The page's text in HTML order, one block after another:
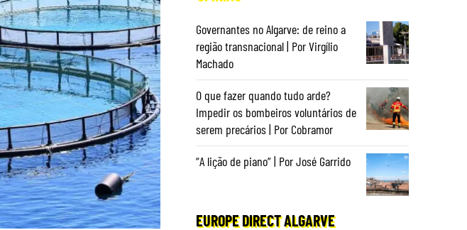
Governantes no Algarve: de reino a
região transnacional | Por Virgílio
Machado
O que fazer quando tudo arde?
Impedir os bombeiros voluntários de
serem precários | Por Cobramor
“A lição de piano” | Por José Garrido
EUROPE DIRECT ALGARVE